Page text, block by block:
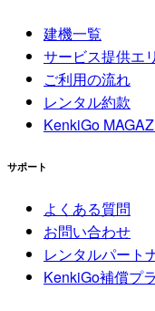
建機一覧
サービス提供エ
ご利用の流れ
レンタル約款
KenkiGo
サポート
よくある質問
お問い合わせ
レンタルパート
KenkiGo補償プ